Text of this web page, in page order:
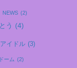
NEWS (2)
う (4)
アイドル (3)
ドーム (2)